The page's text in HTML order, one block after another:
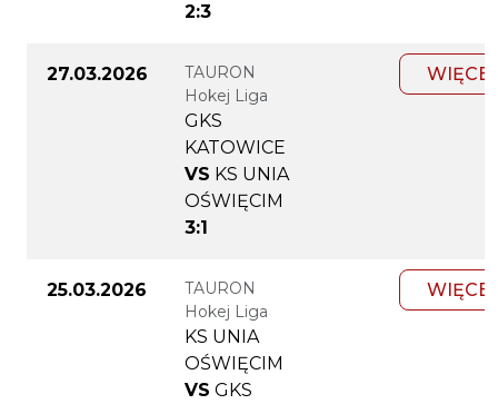
2:3
27.03.2026
TAURON
Hokej Liga
GKS
KATOWICE
VS KS UNIA
OŚWIĘCIM
3:1
WIĘCEJ
25.03.2026
TAURON
Hokej Liga
KS UNIA
OŚWIĘCIM
VS GKS
WIĘCEJ